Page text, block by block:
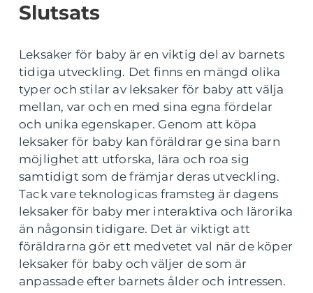
Slutsats
Leksaker för baby är en viktig del av barnets
tidiga utveckling. Det finns en mängd olika
typer och stilar av leksaker för baby att välja
mellan, var och en med sina egna fördelar
och unika egenskaper. Genom att köpa
leksaker för baby kan föräldrar ge sina barn
möjlighet att utforska, lära och roa sig
samtidigt som de främjar deras utveckling.
Tack vare teknologicas framsteg är dagens
leksaker för baby mer interaktiva och lärorika
än någonsin tidigare. Det är viktigt att
föräldrarna gör ett medvetet val när de köper
leksaker för baby och väljer de som är
anpassade efter barnets ålder och intressen.